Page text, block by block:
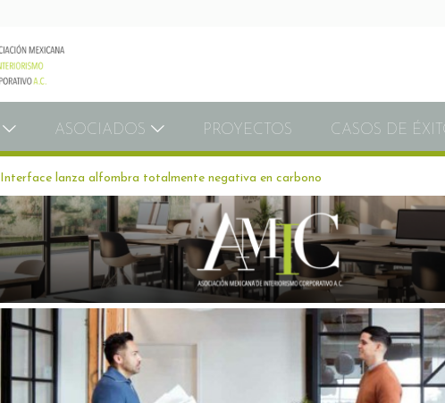
ASOCIADOS PROYECTOS CASOS DE
Interface lanza alfombra totalmente negativa en carbono